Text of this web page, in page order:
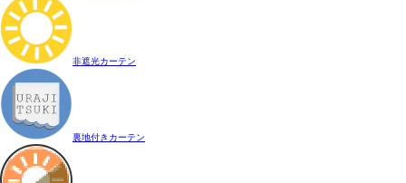
非遮光カーテン
裏地付きカーテン